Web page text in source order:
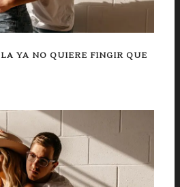
YA NO QUIERE FINGIR QUE